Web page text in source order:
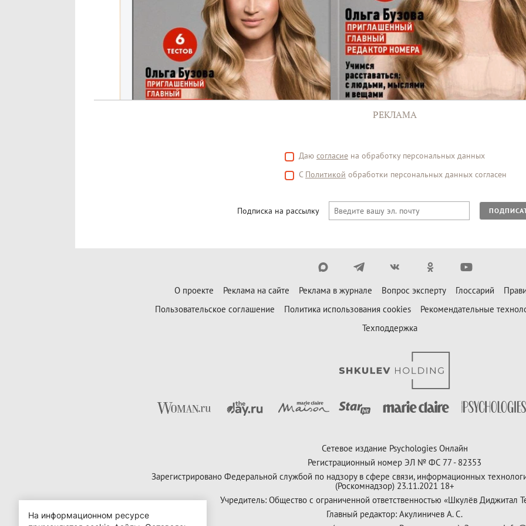
РЕКЛАМА
Даю согласие на обработку персональных данных
С Политикой обработки персональных данных согласен
Подписка на рассылку
О проекте Реклама на сайте Реклама в журнале Вопрос эксперту Глоссарий
Пользовательское соглашение
Политика использования cookies
Рекомендательные
Техподдержка
Сетевое издание Psychologies Онлайн
Регистрационный номер ЭЛ № ФС 77 - 82353
Зарегистрировано Федеральной службой по надзору в сфере связи, информационных
(Роскомнадзор) 23.11.2021 18+
Учредитель: Общество с ограниченной ответственностью «Шкулёв Диджитал
Главный редактор: Акулиничев А. С.
На информационном ресурсе